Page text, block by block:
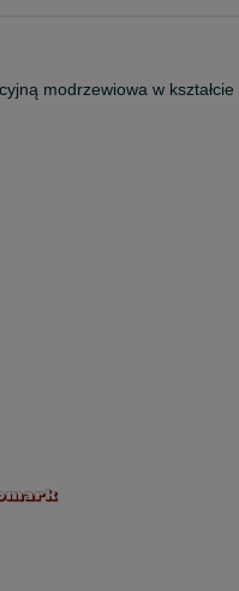
modrzewiowa w kształcie